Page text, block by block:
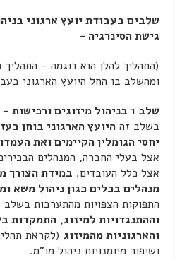
שלבים בעבודת יועץ ארגוני
גישת הסינרגיה –
(התהליך להלן הוא דוגמה – התהליך
ומהשלב בו החל היועץ הארגוני
שלב 1
בניהול מיזוגים ורכישות
בשלב זההיועץ הארגוני בוחן
יחסי הגומלין הקיימים ואת
אצל בעלי החברה, המנהלים
אצל כלל העובדים. במידת הצורך
מנהלים בכלים כגון ניהול משא
התפוקות הצפויות מהתערבות בשלב
וההתנגדויות למיזוג, התמקדות
והארגוניות מהמיזוג (לקראת
ושיפור מיומנויות ניהול מו"מ.